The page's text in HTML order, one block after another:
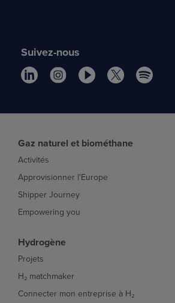
Suivez-nous
Gaz naturel et biométhane
Activités
Approvisionner l'Europe
Shipper Journey
Empowering you
Hydrogène
Projets
H₂ matchmaker
Connecter mon entreprise à H₂